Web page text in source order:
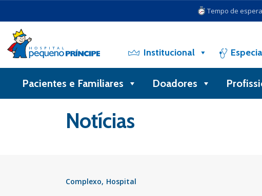
Tempo de
Institucional
Pacientes e Familiares Doadores
Notícias
Complexo Hospital